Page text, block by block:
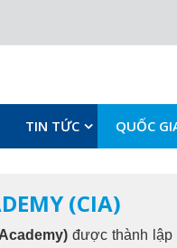
TIN TỨC QUỐC
(CIA)
được thành lập